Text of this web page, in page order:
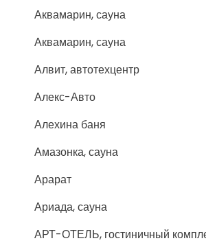
Аквамарин, сауна
Аквамарин, сауна
Алвит, автотехцентр
Алекс-Авто
Алехина баня
Амазонка, сауна
Арарат
Ариада, сауна
АРТ-ОТЕЛЬ, гостиничный